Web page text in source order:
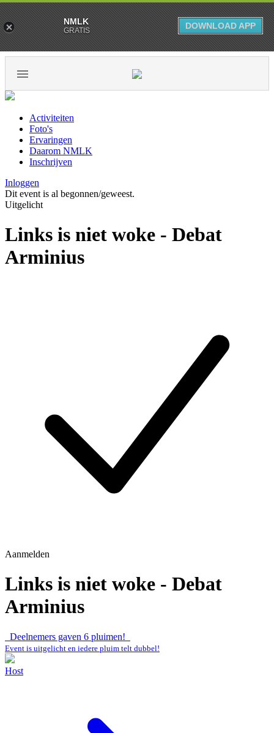
Activiteiten
Foto's
Ervaringen
Daarom NMLK
Inschrijven
Inloggen
Dit event is al begonnen/geweest.
Uitgelicht
Links is niet woke - Debat
Arminius
Aanmelden
Links is niet woke - Debat
Arminius
Deelnemers gaven 6 pluimen!
Event is uitgelicht en iedere pluim telt dubbel!
Host
NMLK
GRATIS DOWNLOAD APP